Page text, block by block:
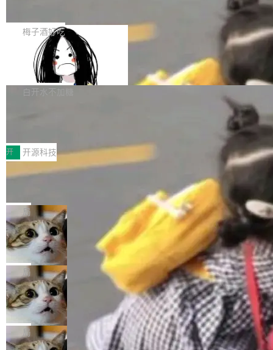
提交的编辑请求也长期处于待处理状态。 Groki
pedia 于去年底上线，定位为由人工智能生成内
容的百科平台，被马斯克视为传统众包百科网站
维基百科的替代方案。Lawfare 调查发现，无论
热门页面还是低关注度页面，均未出现近期更
是这样的：配 MessageSource 的 Bean、写 R
eloadableResourceBundleMessageSource、
声明 LocaleResolver、注册 LocaleChangeInt
erceptor…五六步之后才能看到第一行翻译文
本。 Solon 换了个方式。整个 i18n 模块围绕三
梅子酒好吃
Apache Doris 4.1 全面增强 Iceberg：
支持 UPDATE、MERGE INTO 与 Iceb
erg V3
Apache Doris 4.1 要补齐的，正是缺失的那一
半。在已有查询能力的基础上，Doris 进一步支
常维护操作，并完整支持 Iceberg V3 格式。
白开水不加糖
村国家自主创新示范区会议中心开幕。本届大会
由中关村智联软件服务业质量创新联盟主办，以
“智构可信·质创未来——AI原生时代的质量新范
式”为主题，直面AI从实验室走向规模化产业落地
的核心质量命题。会上，《2026智能研发生产力
工具选型手册》发布，Testin云测的Testin XAge
nt智能测试系统入选AI测试领域代表产品。对CI
O而言，这提示了一个转变：AI测试正在从效率
工具升级为企业的质量基础设施。 CIO面对的新
现实 过去两年，CIO们的焦虑清单上多了两项：
一是如何让大模型和智能体应用安全地从PoC走
向生产，二是如何让测试团队跟得上AI应用...
开 开源科技
让非法状态不可表示：一篇关于 ADT
有一种东西，一旦用过就回不去了。Alex Fedos
eev 管它叫"软件设计的基石"。 他说的东西不新
鲜——代数数据类型（ADT），尤其是和类型
（sum type）。但他说清楚了一件事：这不是类
型系统的学术体操，是日常编码的思维方式。 文
章从一个简单的例子切入。一个网站的深色主题
设置，如果用布尔值 + 可空字段来表示——bool
ean 表示是否可切换，nullable 的默认模式、浅
色方案、深色方案——会产生大量无意义的组
合。方案缺了、配置冲突了、全 null 了。要知道
哪些组合有效，作者说，你得靠"文档、校验、或
局
Cloudflare 开源内部企业 AI 平台 Clou
dflare OS
Cloudflare 发布了一个开源项目 Cloudflare O
S。如果你只看官方博客，你会觉得这是又一
个"AI 知识库 + 聊天机器人"——每个大厂都在
做，没什么新鲜的。 但 Kenton Varda 在 Twitte
r 上把事情说清楚了： 今天我们发布了 Cloudfla
re OS，一个带连接器的聊天机器人，跟其他所
有科技公司做的一样。只不过，实际上它不一
局
Deno 团队开源 Celld，可自托管的分
布式 Durable Objects
Ryan Dahl 领导的 Deno 团队推出了最新开源项
目 Celld，一个能在自己机器上运行 Cloudflare
Workers 和 Durable Objects 的守护进程。 设
局